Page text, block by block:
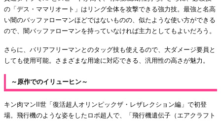
の「デス・ママリオート」はリング全体を攻撃できる強力技。最強と名高
い闇のバッファローマンほどではないものの、似たような使い方ができる
ので、闇バッファローマンを持っていなければ主力としてもよいだろう。
さらに、バリアフリーマンとのタッグ技も使えるので、大ダメージ要員と
しても使用可能。さまざまな用途に対応できる、汎用性の高さが魅力。
～原作でのイリューヒン～
キン肉マンII世「復活超人オリンピックザ・レザレクション編」で初登
場。飛行機のような姿をしたロボ超人で、「飛行機遺伝子（エアクラフト